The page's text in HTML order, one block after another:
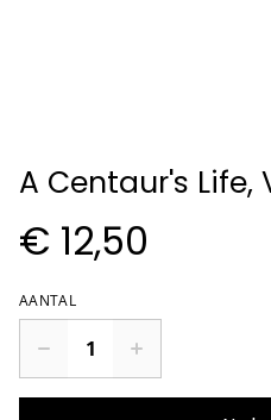
A Centaur's Life,
€ 12,50
AANTAL